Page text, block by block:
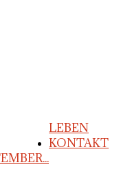
LEBEN
KONTAKT